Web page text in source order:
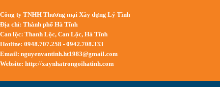
Công ty TNHH Thương mại Xây dựng Lý Tĩnh
Địa chỉ: Thành phố Hà Tĩnh
Can lộc: Thanh Lộc, Can Lộc, Hà Tĩnh
Hotline: 0948.707.258 - 0942.708.333
Email: nguyenvantinh.ht1983@gmail.com
Website: http://xaynhatrongoihatinh.com